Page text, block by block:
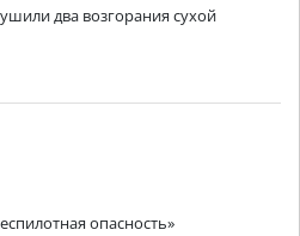
два возгорания сухой
опасность»